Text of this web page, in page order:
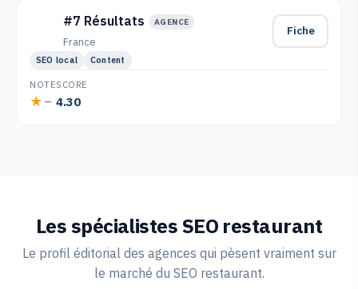
#7 Résultats AGENCE
France
Fiche
SEO local Content
NOTE
—
SCORE
4.30
Les spécialistes SEO restaurant
Le profil éditorial des agences qui pèsent vraiment sur
le marché du SEO restaurant.